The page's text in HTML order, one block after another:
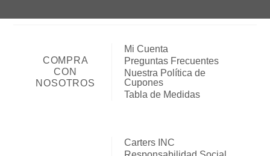
COMPRA
CON
NOSOTROS
Mi Cuenta
Preguntas Frecuentes
Nuestra Política de
Cupones
Tabla de Medidas
Carters INC